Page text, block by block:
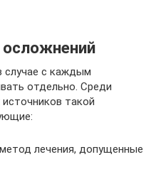
случае с каждым
отдельно. Среди
такой
лечения, допущенные